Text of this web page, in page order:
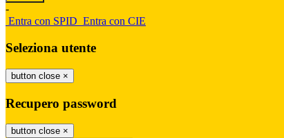
-
Entra con SPID Entra con CIE
Seleziona utente
button close ×
Recupero password
button close ×